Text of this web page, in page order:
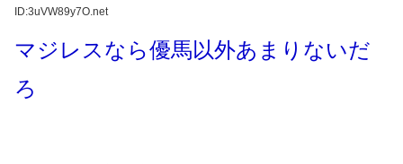
ID:3uVW89y7O.net
マジレスなら優馬以外あまりないだ
ろ